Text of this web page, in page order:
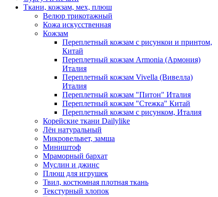
Ткани, кожзам, мех, плюш
Велюр трикотажный
Кожа искусственная
Кожзам
Переплетный кожзам с рисункои и принтом,
Китай
Переплетный кожзам Armonia (Армония)
Италия
Переплетный кожзам Vivella (Вивелла)
Италия
Переплетный кожзам "Питон" Италия
Переплетный кожзам "Стежка" Китай
Переплетный кожзам с рисунком, Италия
Корейские ткани Dailylike
Лён натуральный
Микровельвет, замша
Миништоф
Мраморный бархат
Муслин и джинс
Плюш для игрушек
Твил, костюмная плотная ткань
Текстурный хлопок